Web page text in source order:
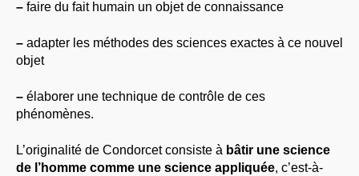
– faire du fait humain un objet de connaissance
– adapter les méthodes des sciences exactes à ce nouvel
objet
– élaborer une technique de contrôle de ces
phénomènes.
L’originalité de Condorcet consiste à bâtir une science
de l’homme comme une science appliquée, c’est-à-